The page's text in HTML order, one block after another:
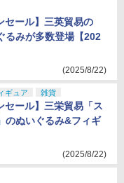
セール】三英貿易の
るみが多数登場【202
(2025/8/22)
ギュア 雑貨
セール】三栄貿易「ス
のぬいぐるみ&フィギ
(2025/8/22)